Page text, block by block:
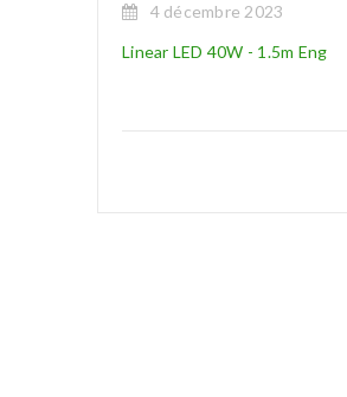
4 décembre 2023
Linear LED 40W - 1.5m Eng